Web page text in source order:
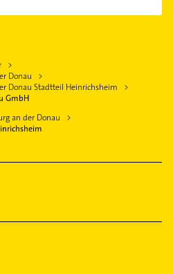
Donau
Donau Stadtteil Heinrichsheim
GmbH
an der Donau